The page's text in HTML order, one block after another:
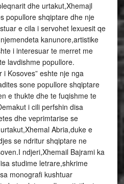
dhe urtakut,Xhemajl
popullore shqiptare dhe nje
e cila i servohet lexuesit qe
kanunore,artistike
i interesuar te merret me
lavdishme popullore.
i Kosoves” eshte nje nga
sone popullore shqiptare
e thukte dhe te fuqishme te
i cili perfshin disa
dhe veprimtarise se
Abria,duke e
se ndritur shqiptare ne
ndjeri,Xhemail Bajrami ka
studime letrare,shkrime
monografi kushtuar